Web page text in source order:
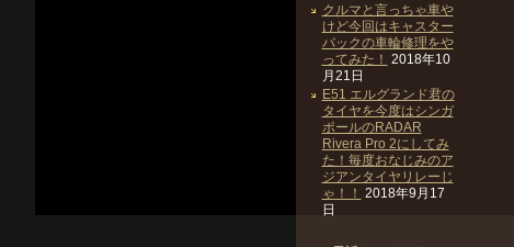
クルマと言っちゃ車や
けど今回はキャスター
バックの車輪修理をや
ってみた！ 2018年10
月21日
E51 エルグランド君の
タイヤを今度はシンガ
ポールのRADAR
Rivera Pro 2にしてみ
た！毎度おなじみのア
ジアンタイヤリレーじ
ゃ！！ 2018年9月17
日